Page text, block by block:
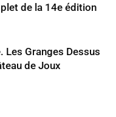
de la 14e édition
Les Granges Dessus
de Joux